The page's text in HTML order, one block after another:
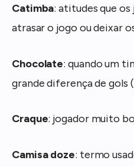
Catimba: atitudes que
atrasar o jogo ou deixar
Chocolate: quando um
grande diferença de gols
Craque: jogador muito
Camisa doze: termo